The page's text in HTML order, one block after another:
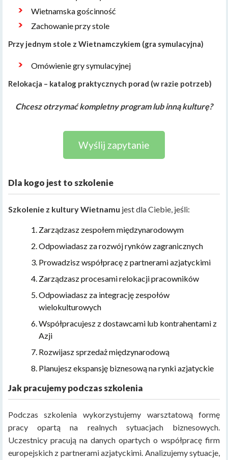
Wietnamska gościnność
Zachowanie przy stole
Przy jednym stole z Wietnamczykiem (gra symulacyjna)
Omówienie gry symulacyjnej
Relokacja – katalog praktycznych porad (w razie potrzeb)
Chcesz otrzymać kompletny program lub inną kulturę?
Wyślij zapytanie
Dla kogo jest to szkolenie
Szkolenie z kultury Wietnamu jest dla Ciebie, jeśli:
Zarządzasz zespołem międzynarodowym
Odpowiadasz za rozwój rynków zagranicznych
Prowadzisz współpracę z partnerami azjatyckimi
Zarządzasz procesami relokacji pracowników
Odpowiadasz za integrację zespołów
wielokulturowych
Współpracujesz z dostawcami lub kontrahentami z
Azji
Rozwijasz sprzedaż międzynarodową
Planujesz ekspansję biznesową na rynki azjatyckie
Jak pracujemy podczas szkolenia
Podczas szkolenia wykorzystujemy warsztatową formę
pracy opartą na realnych sytuacjach biznesowych.
Uczestnicy pracują na danych opartych o współpracę firm
europejskich z partnerami azjatyckimi. Analizujemy sytuacje,